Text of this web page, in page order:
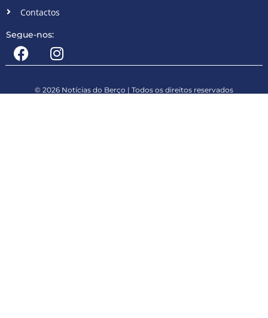
Contactos
Segue-nos:
© 2026 Notícias do Berço | Todos os direitos reservados